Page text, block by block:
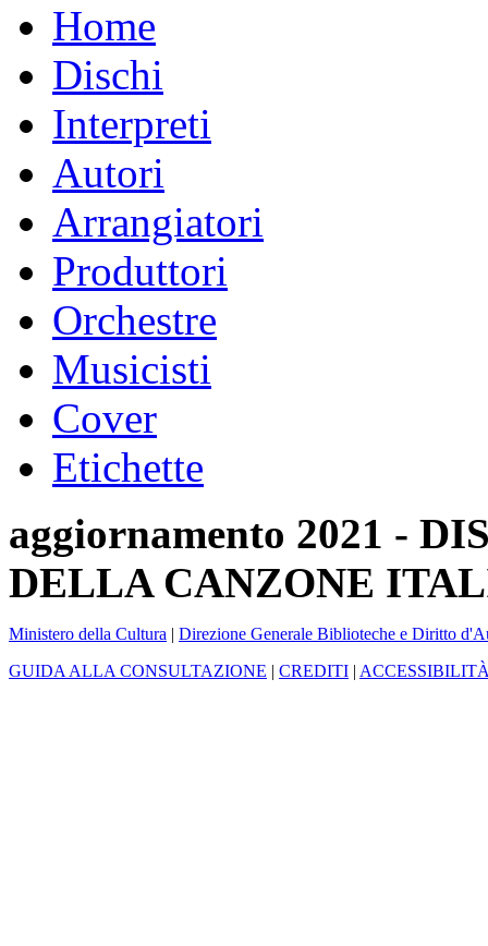
Home
Dischi
Interpreti
Autori
Arrangiatori
Produttori
Orchestre
Musicisti
Cover
Etichette
aggiornamento 2021 -
DELLA CANZONE
Ministero della Cultura | Direzione Generale Biblioteche e Diritto
GUIDA ALLA CONSULTAZIONE | CREDITI |